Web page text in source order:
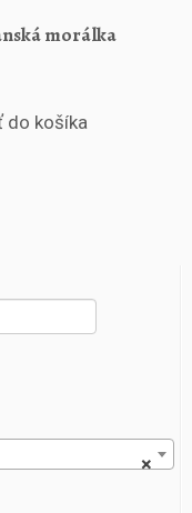
morálka
do košíka
×